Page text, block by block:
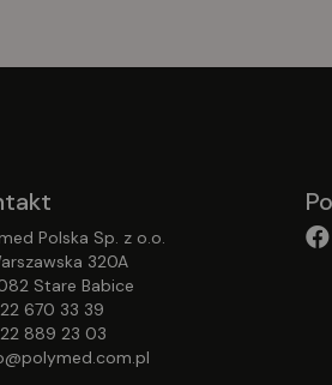
Polska Sp. z o.o.
320A
Stare Babice
670 33 39
889 23 03